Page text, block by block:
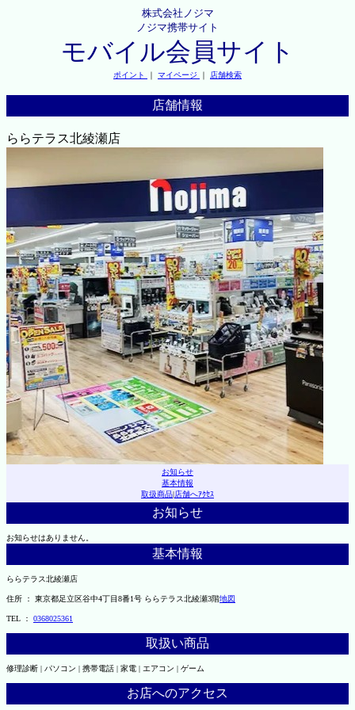
株式会社ノジマ
ノジマ携帯サイト
モバイル会員サイト
ポイント ｜ マイページ ｜ 店舗検索
店舗情報
ららテラス北綾瀬店
お知らせ
基本情報
取扱商品|店舗へｱｸｾｽ
お知らせ
お知らせはありません。
基本情報
ららテラス北綾瀬店
住所 ： 東京都足立区谷中4丁目8番1号 ららテラス北綾瀬3階地図
TEL ： 0368025361
取扱い商品
修理診断 | パソコン | 携帯電話 | 家電 | エアコン | ゲーム
お店へのアクセス